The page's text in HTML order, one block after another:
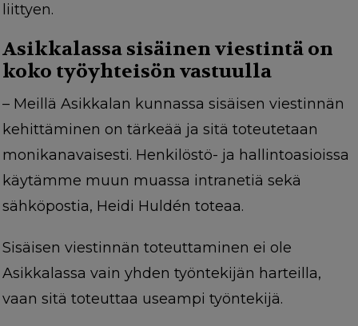
liittyen.
Asikkalassa sisäinen viestintä on
koko työyhteisön vastuulla
– Meillä Asikkalan kunnassa sisäisen viestinnän
kehittäminen on tärkeää ja sitä toteutetaan
monikanavaisesti. Henkilöstö- ja hallintoasioissa
käytämme muun muassa intranetiä sekä
sähköpostia, Heidi Huldén toteaa.
Sisäisen viestinnän toteuttaminen ei ole
Asikkalassa vain yhden työntekijän harteilla,
vaan sitä toteuttaa useampi työntekijä.